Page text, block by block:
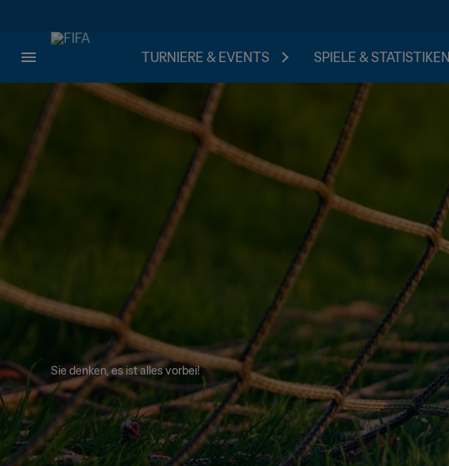
TURNIERE & EVENTS SPIELE & STATISTIKEN
Sie denken, es ist alles vorbei!